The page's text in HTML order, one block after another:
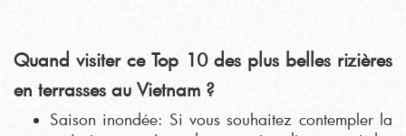
Quand visiter ce Top 10 des plus belles rizières
en terrasses au Vietnam ?
Saison inondée: Si vous souhaitez contempler la